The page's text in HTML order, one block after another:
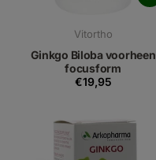
Vitortho
Ginkgo Biloba voorheen
focusform
€19,95